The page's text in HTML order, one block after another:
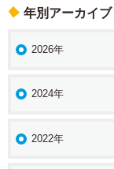
年別アーカイブ
2026年
2024年
2022年